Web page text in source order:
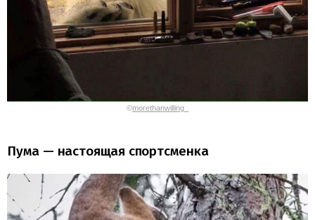
©morethanwilling_
Пума — настоящая спортсменка